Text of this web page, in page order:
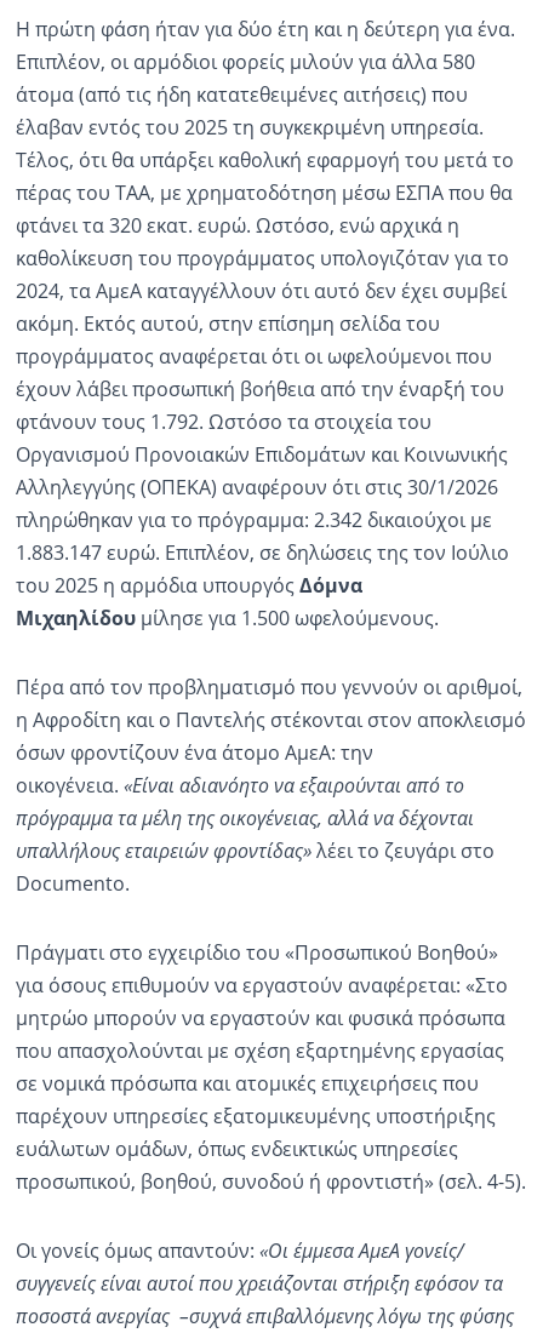
Η πρώτη φάση ήταν για δύο έτη και η δεύτερη για ένα.
Επιπλέον, οι αρμόδιοι φορείς μιλούν για άλλα 580
άτομα (από τις ήδη κατατεθειμένες αιτήσεις) που
έλαβαν εντός του 2025 τη συγκεκριμένη υπηρεσία.
Τέλος, ότι θα υπάρξει καθολική εφαρμογή του μετά το
πέρας του ΤΑΑ, με χρηματοδότηση μέσω ΕΣΠΑ που θα
φτάνει τα 320 εκατ. ευρώ. Ωστόσο, ενώ αρχικά η
καθολίκευση του προγράμματος υπολογιζόταν για το
2024, τα ΑμεΑ καταγγέλλουν ότι αυτό δεν έχει συμβεί
ακόμη. Εκτός αυτού, στην επίσημη σελίδα του
προγράμματος αναφέρεται ότι οι ωφελούμενοι που
έχουν λάβει προσωπική βοήθεια από την έναρξή του
φτάνουν τους 1.792. Ωστόσο τα στοιχεία του
Οργανισμού Προνοιακών Επιδομάτων και Κοινωνικής
Αλληλεγγύης (ΟΠΕΚΑ) αναφέρουν ότι στις 30/1/2026
πληρώθηκαν για το πρόγραμμα: 2.342 δικαιούχοι με
1.883.147 ευρώ. Επιπλέον, σε δηλώσεις της τον Ιούλιο
του 2025 η αρμόδια υπουργός Δόμνα
Μιχαηλίδουμίλησε για 1.500 ωφελούμενους.
Πέρα από τον προβληματισμό που γεννούν οι αριθμοί,
η Αφροδίτη και ο Παντελής στέκονται στον αποκλεισμό
όσων φροντίζουν ένα άτομο ΑμεΑ: την
οικογένεια. «Είναι αδιανόητο να εξαιρούνται από το
πρόγραμμα τα μέλη της οικογένειας, αλλά να δέχονται
υπαλλήλους εταιρειών φροντίδας»λέει το ζευγάρι στο
Documento.
Πράγματι στο εγχειρίδιο του «Προσωπικού Βοηθού»
για όσους επιθυμούν να εργαστούν αναφέρεται: «Στο
μητρώο μπορούν να εργαστούν και φυσικά πρόσωπα
που απασχολούνται με σχέση εξαρτημένης εργασίας
σε νομικά πρόσωπα και ατομικές επιχειρήσεις που
παρέχουν υπηρεσίες εξατομικευμένης υποστήριξης
ευάλωτων ομάδων, όπως ενδεικτικώς υπηρεσίες
προσωπικού, βοηθού, συνοδού ή φροντιστή» (σελ. 4-5).
Οι γονείς όμως απαντούν: «Οι έμμεσα ΑμεΑ γονείς/
συγγενείς είναι αυτοί που χρειάζονται στήριξη εφόσον τα
ποσοστά ανεργίας –συχνά επιβαλλόμενης λόγω της φύσης